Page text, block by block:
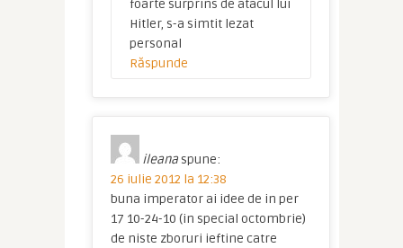
foarte surprins de atacul lui
Hitler, s-a simtit lezat
personal
Răspunde
ileana spune:
26 iulie 2012 la 12:38
buna imperator ai idee de in per
17 10-24-10 (in special octombrie)
de niste zboruri ieftine catre